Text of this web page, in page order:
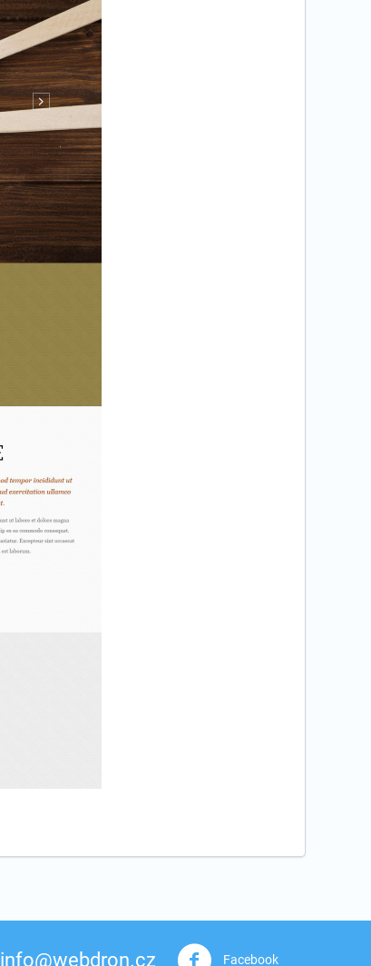
info@webdron.cz Facebook